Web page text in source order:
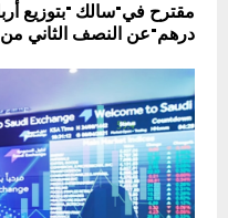
درهم"عن النصف الثاني من 2025